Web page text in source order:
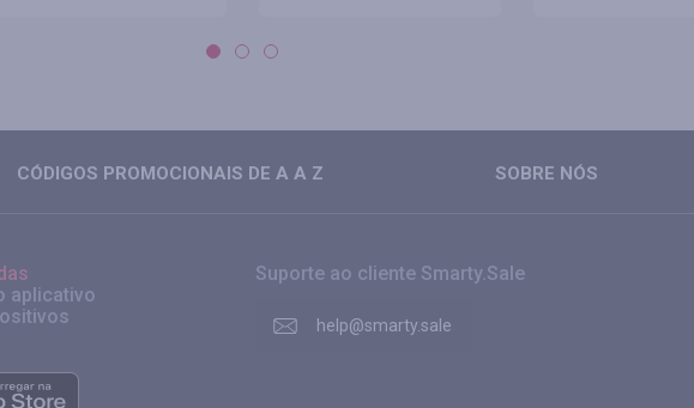
CÓDIGOS PROMOCIONAIS DE A A Z SOBRE NÓS
aplicativo
Suporte ao cliente Smarty.Sale
help@smarty.sale